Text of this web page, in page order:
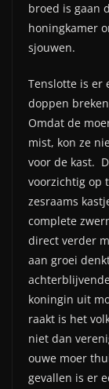
broed is gaan
honingkamer
sjouwen.
Tenslotte is er
doppen
Omdat de
mist, kon ze
voor de kast.
voorzichtig op
zesraams
complete
direct verder
aan groei
koningin uit
raakt is het
niet dan
ouwe moer
gevallen is er